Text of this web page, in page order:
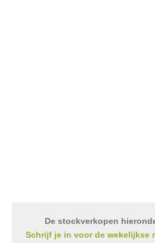
De stockverkopen
Schrijf je in voor de wekelijkse